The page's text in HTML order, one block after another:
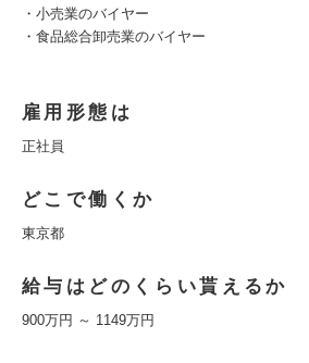
・小売業のバイヤー
・食品総合卸売業のバイヤー
雇用形態は
正社員
どこで働くか
東京都
給与はどのくらい貰えるか
900万円 ～ 1149万円